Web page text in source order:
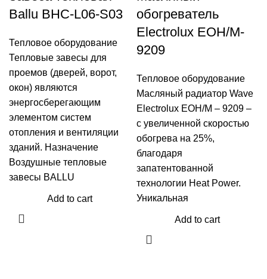
Ballu BHC-L06-S03
Тепловое оборудование
Тепловые завесы для
проемов (дверей, ворот,
окон) являются
энергосберегающим
элементом систем
отопления и вентиляции
зданий. Назначение
Воздушные тепловые
завесы BALLU
Add to cart
обогреватель
Electrolux EOH/M-
9209
Тепловое оборудование
Масляный радиатор Wave
Electrolux EOH/M – 9209 –
с увеличенной скоростью
обогрева на 25%,
благодаря
запатентованной
технологии Heat Power.
Уникальная
Add to cart